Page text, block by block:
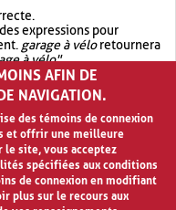
expressions pour
garage à véloretournera
à vélo".
avec OR.garage OR vélo
quegarage à vélo
AFIN DE
NAVIGATION.
des témoins de connexion
et offrir une meilleure
le site, vous acceptez
spécifiées aux conditions
de connexion en modifiant
plus sur le recours aux